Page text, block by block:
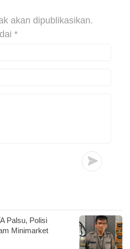
akan dipublikasikan.
*
Palsu, Polisi
Minimarket